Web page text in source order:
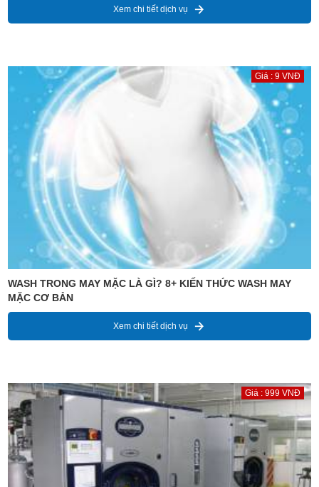
Xem chi tiết dịch vụ
Giá : 9 VNĐ
WASH TRONG MAY MẶC LÀ GÌ? 8+ KIẾN THỨC WASH MAY
MẶC CƠ BẢN
Xem chi tiết dịch vụ
Giá : 999 VNĐ